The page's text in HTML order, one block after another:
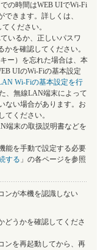
の時間はWEB UIでWi-Fi
きます。詳しくは、
ください。
いるか、正しいパスワ
を確認してください。
ー）を忘れた場合は、本
UIのWi-Fiの基本設定
Wi-Fiの基本設定を行
、無線LAN端末によって
ない場合があります。お
ください。
端末の取扱説明書などを
能を手動で設定する必要
する 」の各ページを参照
ンが本機を認識しない
どうかを確認してくださ
ンを再起動してから、再